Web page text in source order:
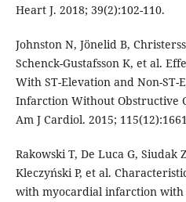
Heart J. 2018; 39(2):102-110.
Johnston N, Jönelid B,
Schenck-Gustafsson K, et al.
With ST-Elevation and Non-
Infarction Without Obstructive
Am J Cardiol. 2015;
Rakowski T, De Luca G, Siudak
Kleczyński P, et al.
with myocardial infarction